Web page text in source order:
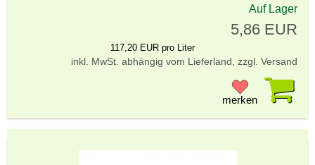
Auf Lager
5,86 EUR
117,20 EUR pro Liter
inkl. MwSt. abhängig vom Lieferland, zzgl. Versand
merken